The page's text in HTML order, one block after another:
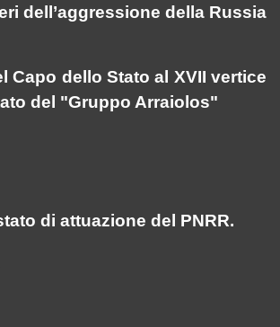
dell’aggressione della Russia
Capo dello Stato al XVII vertice
del "Gruppo Arraiolos"
di attuazione del PNRR.